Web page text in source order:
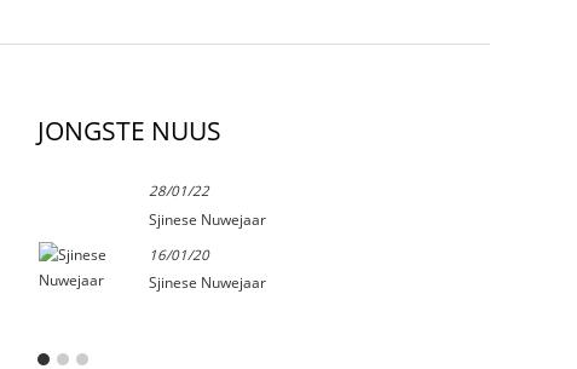
JONGSTE NUUS
28/01/22
Sjinese Nuwejaar
16/01/20
Sjinese Nuwejaar